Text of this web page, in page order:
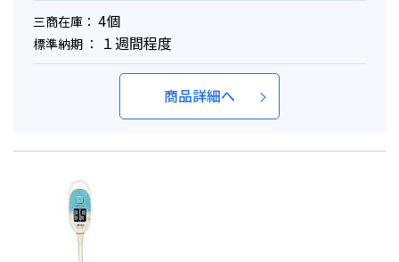
三商在庫： 4個
標準納期 ： １週間程度
商品詳細へ